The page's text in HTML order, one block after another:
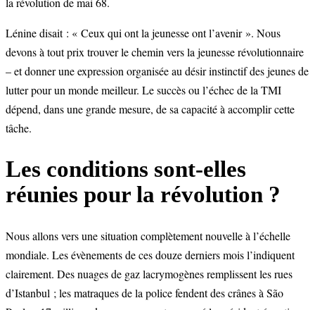
Lénine disait : « Ceux qui ont la jeunesse ont l’avenir ». Nous
devons à tout prix trouver le chemin vers la jeunesse révolutionnaire
– et donner une expression organisée au désir instinctif des jeunes de
lutter pour un monde meilleur. Le succès ou l’échec de la TMI
dépend, dans une grande mesure, de sa capacité à accomplir cette
tâche.
Les conditions sont-elles
réunies pour la révolution ?
Nous allons vers une situation complètement nouvelle à l’échelle
mondiale. Les évènements de ces douze derniers mois l’indiquent
clairement. Des nuages de gaz lacrymogènes remplissent les rues
d’Istanbul ; les matraques de la police fendent des crânes à São